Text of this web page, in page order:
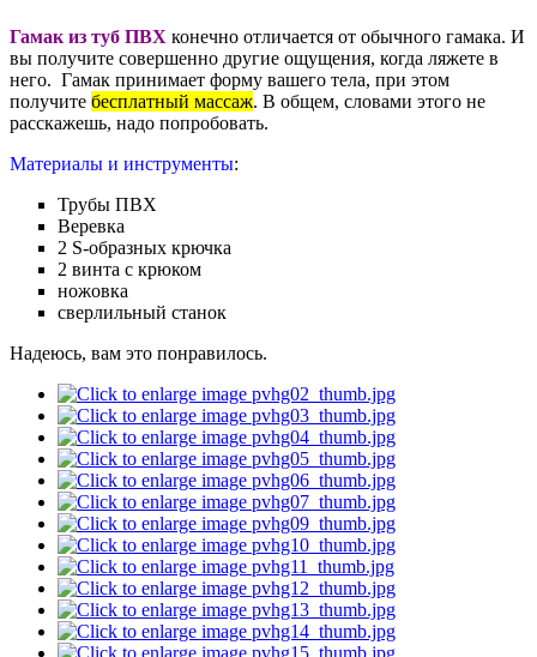
Гамак из туб ПВХ конечно отличается от обычного гамака. И
вы получите совершенно другие ощущения, когда ляжете в
него. Гамак принимает форму вашего тела, при этом
получите бесплатный массаж. В общем, словами этого не
расскажешь, надо попробовать.
Материалы и инструменты:
Трубы ПВХ
Веревка
2 S-образных крючка
2 винта с крюком
ножовка
сверлильный станок
Надеюсь, вам это понравилось.